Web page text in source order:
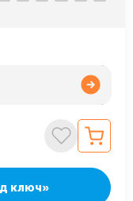
ключ»